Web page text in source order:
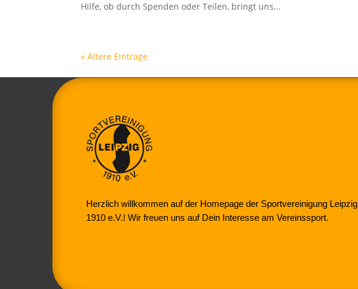
Hilfe, ob durch Spenden oder Teilen, bringt uns...
« Ältere Einträge
Herzlich willkommen auf der Homepage der Sportvereinigung Leipzig
1910 e.V.! Wir freuen uns auf Dein Interesse am Vereinssport.